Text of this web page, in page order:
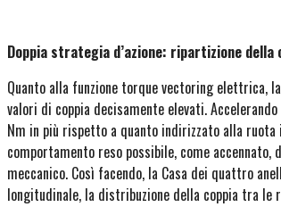
Doppia strategia d’azione: ripartizione
Quanto alla funzione torque vectoring
valori di coppia decisamente elevati.
Nm in più rispetto a quanto indirizzato alla
comportamento reso possibile, come
meccanico. Così facendo, la Casa dei quattro
longitudinale, la distribuzione della coppia tra le